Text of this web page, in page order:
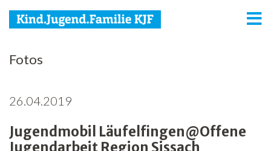
KJF
Jugend
Familie
Fotos
26.04.2019
Jugendmobil Läufelfingen@Offene
Jugendarbeit Region Sissach